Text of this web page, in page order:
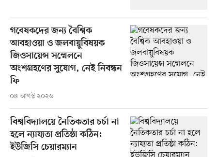
গবেষকদের জন্য বৈশ্বিক
আবহাওয়া ও জলবায়ুবিষয়ক
জিওসায়েন্স সম্মেলনে
অংশগ্রহণের সুযোগ, নেই নিবন্ধন
ফি
০৪ আগস্ট ২০২৬
বিশ্ববিদ্যালয়ে নৈতিকতার চর্চা না
হলে ন্যায্যতা প্রতিষ্ঠা কঠিন:
ইউজিসি চেয়ারম্যান